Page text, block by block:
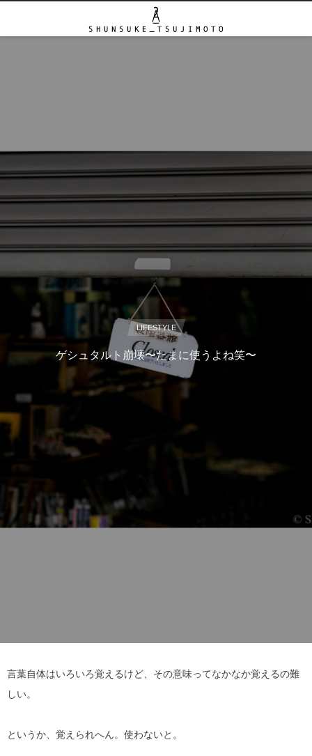
LIFESTYLE
ゲシュタルト崩壊〜たまに使うよね笑〜
言葉自体はいろいろ覚えるけど、その意味ってなかなか覚えるの難
しい。
というか、覚えられへん。使わないと。